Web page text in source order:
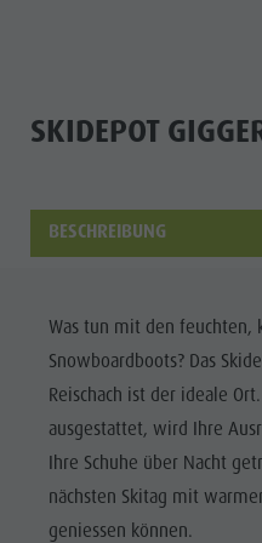
MUSEEN
Sehenswürdigkeiten
Orte & Umgebung
Highlight Events
Alle Events
Wellness
Familie & Kinder
Info A-Z
Wandern
Themenwege
Golf
Klettern
Paragleiten
Ballonfahren
Rafting & Canyoning
Angebote
Mobilität vor Ort
Anreise
Webcams
Wetter
Kontakt
Newsletter
Shopping
Stadtführungen
Highlight Events
Must-sees
Trainingslager
SKIDEPOT
BESCHREIBUNG
Was tun mit den feuchten,
Snowboardboots? Das
Reischach ist der ideale
ausgestattet, wird Ihre
Ihre Schuhe über Nacht
nächsten Skitag mit
geniessen können.